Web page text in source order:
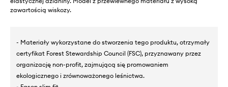
zawartością wiskozy.
- Materiały wykorzystane do stworzenia tego produktu, otrzymały
certyfikat Forest Stewardship Council (FSC), przyznawany przez
organizację non-profit, zajmującą się promowaniem
ekologicznego i zrównoważonego leśnictwa.